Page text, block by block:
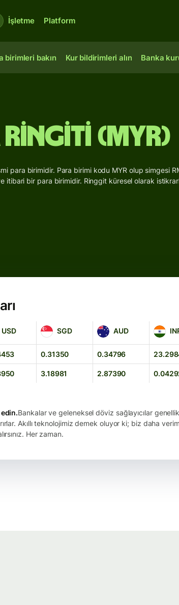
İşletme Platform
birimleri bakın Kur bildirimleri alın Banka
(MYR)
para birimidir. Para birimi kodu MYR olup simgesi
itibari bir para birimidir. Ringgit küresel olarak
USD SGD
SGD AUD
AUD INR
0.31350 0.34796
3.18981 2.87390
Bankalar ve geleneksel döviz sağlayıcılar
Akıllı teknolojimiz demek oluyor ki; biz daha
Her zaman.